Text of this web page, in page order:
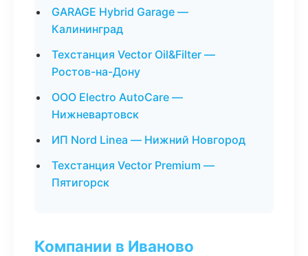
GARAGE Hybrid Garage —
Калининград
Техстанция Vector Oil&Filter —
Ростов-на-Дону
ООО Electro AutoCare —
Нижневартовск
ИП Nord Linea — Нижний Новгород
Техстанция Vector Premium —
Пятигорск
Компании в Иваново